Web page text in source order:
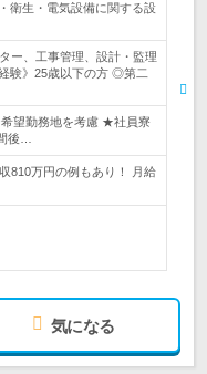
衛生・電気設備に関する設
ー、工事管理、設計・監理
験》25歳以下の方 ◎第二
望勤務地を考慮 ★社員寮
後…
810万円の例もあり！ 月給
気になる